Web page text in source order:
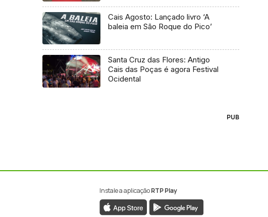
Cais Agosto: Lançado livro ‘A
baleia em São Roque do Pico’
Santa Cruz das Flores: Antigo
Cais das Poças é agora Festival
Ocidental
PUB
Instale a aplicaçãoRTP Play